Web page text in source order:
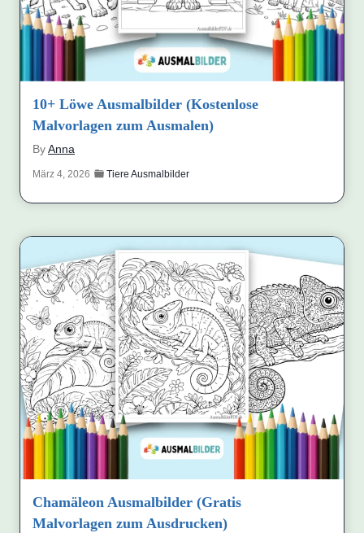
10+ Löwe Ausmalbilder (Kostenlose
Malvorlagen zum Ausmalen)
ByAnna
März 4, 2026 Tiere Ausmalbilder
Chamäleon Ausmalbilder (Gratis
Malvorlagen zum Ausdrucken)